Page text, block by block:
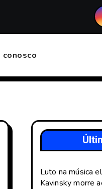
de Saúde; Veja
conosco
Luto na música
Kavinsky morre